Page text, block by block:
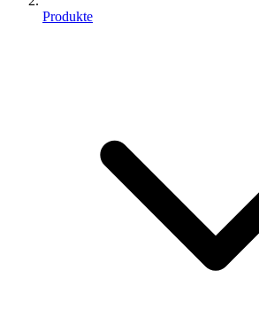
Produkte